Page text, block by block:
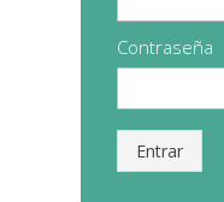
Contraseña
Entrar